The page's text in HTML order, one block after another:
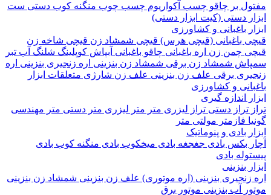
برچاقو چسب آکواریوم چسب چوب منگنه کوب دستیست
دستی (کیت ابزار دستی)
باغبانی و کشاورزی
باغبانی (قیچی هرس)قیچی شمشاد زنقیچی شاخه زن
چمن زناره باغبانیچاقو باغبانیآبپاش کوپلینگ شلنگ آبتبر
شمشاد زن برقی شمشاد زن بنزینیاره زنجیری بنزینیاره
برقی علف زن بنزینیعلف زن شارژیمتعلقات ابزار
و کشاورزی
اندازه گیری
تراز دستیتراز لیزریمترمتر لیزریمتر دستیمتر مهندسی
فازمترمولتی متر
بادی و پنوماتیک
بکس بادی جغجغه بادی میخکوب بادی منگنه کوب بادی
بادی
بنزینی
بنزینی (اره موتوری)علف زن بنزینیشمشاد زن بنزینی
آب بنزینیموتور برق